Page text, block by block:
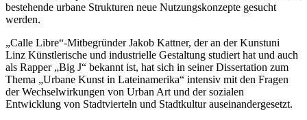
bestehende urbane Strukturen neue Nutzungskonzepte gesucht
werden.
„Calle Libre“-Mitbegründer Jakob Kattner, der an der Kunstuni
Linz Künstlerische und industrielle Gestaltung studiert hat und auch
als Rapper „Big J“ bekannt ist, hat sich in seiner Dissertation zum
Thema „Urbane Kunst in Lateinamerika“ intensiv mit den Fragen
der Wechselwirkungen von Urban Art und der sozialen
Entwicklung von Stadtvierteln und Stadtkultur auseinandergesetzt.